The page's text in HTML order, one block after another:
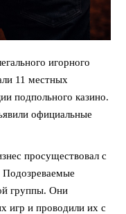
игорного
11 местных
подпольного казино.
официальные
просуществовал с
Подозреваемые
группы. Они
игр и проводили их с